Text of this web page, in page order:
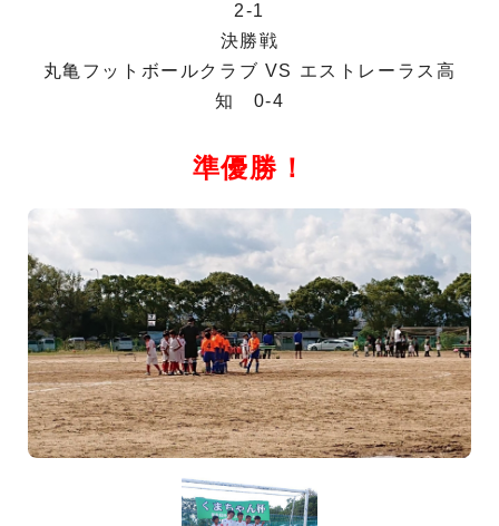
2-1
決勝戦
丸亀フットボールクラブ VS エストレーラス高
知 0-4
準優勝！